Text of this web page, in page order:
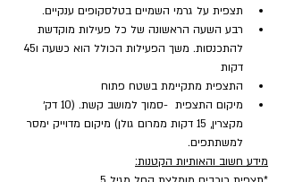
תצפית על גרמי השמיים בטלסקופים ענקיים.
רבע השעה הראשונה של כל פעילות מוקדשת
דקות
התצפית מתקיימת בשטח פתוח
מיקום התצפית  -סמוך למושב קשת. (10 דק׳
מקצרין, 15 דקות ממרום גולן) מיקום מדוייק ימסר
למשתתפים.
מידע חשוב והאותיות הקטנות: